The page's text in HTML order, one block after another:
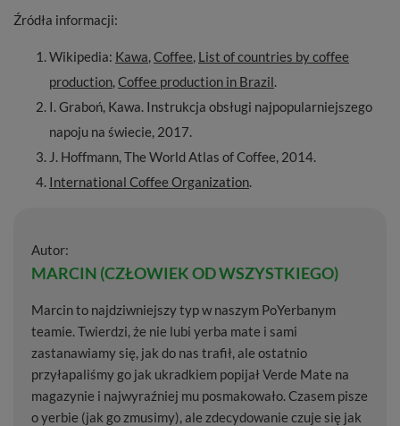
Źródła informacji:
Wikipedia: Kawa,Coffee, List of countries by coffee
production,Coffee production in Brazil.
I. Graboń, Kawa. Instrukcja obsługi najpopularniejszego
napoju na świecie, 2017.
J. Hoffmann, The World Atlas of Coffee, 2014.
International Coffee Organization.
Autor:
MARCIN (CZŁOWIEK OD WSZYSTKIEGO)
Marcin to najdziwniejszy typ w naszym PoYerbanym
teamie. Twierdzi, że nie lubi yerba mate i sami
zastanawiamy się, jak do nas trafił, ale ostatnio
przyłapaliśmy go jak ukradkiem popijał Verde Mate na
magazynie i najwyraźniej mu posmakowało. Czasem pisze
o yerbie (jak go zmusimy), ale zdecydowanie czuje się jak